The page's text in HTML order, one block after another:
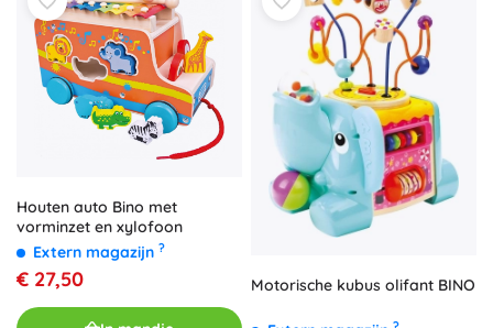
Houten auto Bino met
vorminzet en xylofoon
Extern magazijn ?
€ 27,50 Motorische kubus olifant BINO